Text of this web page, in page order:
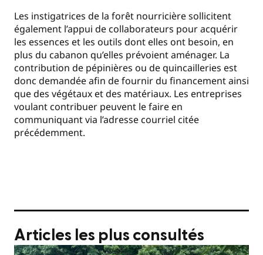
Les instigatrices de la forêt nourricière sollicitent
également l’appui de collaborateurs pour acquérir
les essences et les outils dont elles ont besoin, en
plus du cabanon qu’elles prévoient aménager. La
contribution de pépinières ou de quincailleries est
donc demandée afin de fournir du financement ainsi
que des végétaux et des matériaux. Les entreprises
voulant contribuer peuvent le faire en
communiquant via l’adresse courriel citée
précédemment.
Articles les plus consultés